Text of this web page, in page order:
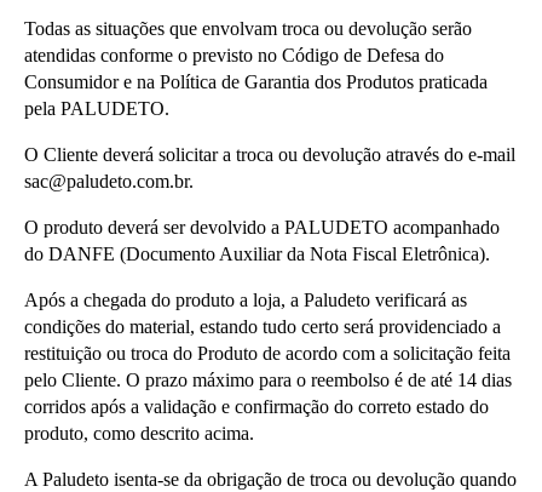
Todas as situações que envolvam troca ou devolução serão
atendidas conforme o previsto no Código de Defesa do
Consumidor e na Política de Garantia dos Produtos praticada
pela PALUDETO.
sac@paludeto.com.br.
O produto deverá ser devolvido a PALUDETO acompanhado
do DANFE (Documento Auxiliar da Nota Fiscal Eletrônica).
Após a chegada do produto a loja, a Paludeto verificará as
condições do material, estando tudo certo será providenciado a
restituição ou troca do Produto de acordo com a solicitação feita
pelo Cliente. O prazo máximo para o reembolso é de até 14 dias
corridos após a validação e confirmação do correto estado do
produto, como descrito acima.
A Paludeto isenta-se da obrigação de troca ou devolução quando